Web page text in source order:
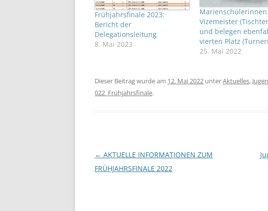
Frühjahrsfinale 2023:
Bericht der
Delegationsleitung
8. Mai 2023
Vizemeister
und belegen
vierten Platz
25. Mai 2022
Dieser Beitrag wurde am 12. Mai 2022 unterAktuelles,
022_Frühjahrsfinale.
Beitragsnavigation
← AKTUELLE INFORMATIONEN ZUM
FRÜHJAHRSFINALE 2022